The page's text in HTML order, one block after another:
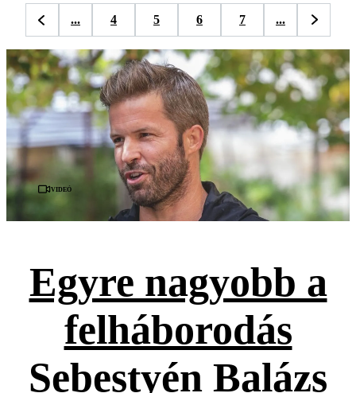
... 4 5 6 7 ...
Videó
Egyre nagyobb a
felháborodás
Sebestyén Balázs